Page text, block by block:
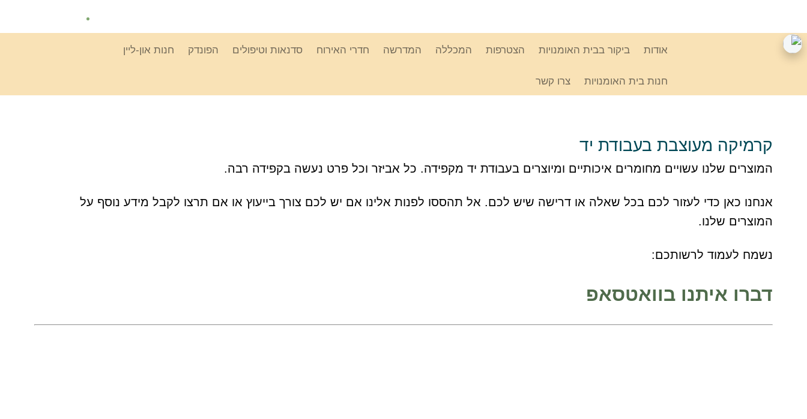
אודות ביקור בבית האומנויות הצטרפות המכללה המדרשה חדרי האירוח סדנאות וטיפולים הפונדק חנות און-ליין
חנות בית האומנויות צרו קשר
קרמיקה מעוצבת בעבודת יד
המוצרים שלנו עשויים מחומרים איכותיים ומיוצרים בעבודת יד מקפידה. כל אביזר וכל פרט נעשה בקפידה רבה.
אנחנו כאן כדי לעזור לכם בכל שאלה או דרישה שיש לכם. אל תהססו לפנות אלינו אם יש לכם צורך בייעוץ או אם תרצו לקבל מידע נוסף על
המוצרים שלנו.
נשמח לעמוד לרשותכם:
דברו איתנו בוואטסאפ